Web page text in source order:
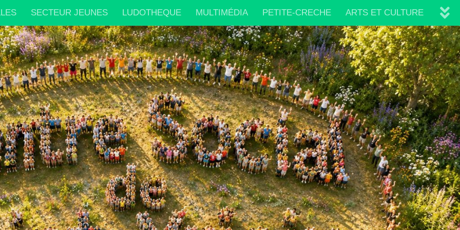
SECTEUR JEUNES LUDOTHEQUE MULTIMÉDIA PETITE-CRECHE ARTS ET CULTURE
PARTENAIRES INFOS PRATIQUES PARTENAIRES PLAQUETTE 2026/2027 VIE ASSOCIATIVE